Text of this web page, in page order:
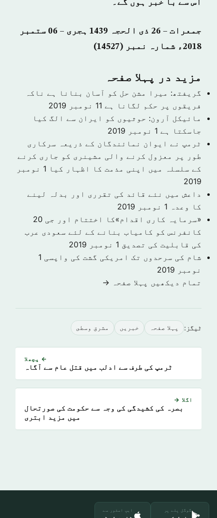
اس سے با خبر ہوں گے۔
جمعرات – 26 ذی الحجہ 1439 ہجری – 06 ستمبر
2018ء شمارہ نمبر (14527)
مزید در پہلا صفحہ
گریفتھ: میرا مشن حل کو آسان بنانا ہے ناکہ
فریقوں پر حکم لگانا ہے 11 نومبر 2019
مائیکل آرون: حوثیوں کو ایران سے الگ کیا
جاسکتا ہے 1 نومبر 2019
ٹرمپ نے ایوان نمائندگان کے ذریعہ سرکاری
طور پر معزول کرنے والی مشینری کو جاری کرنے
کے سلسلہ میں اپنی مذمت کا اظہار کیا
1 نومبر
2019
داعش میں نئے قائد کی تقرری اور بدلہ لینے
کا وعدہ 1 نومبر 2019
«سرمایہ کاری اقدام»کا اختتام اور جی 20
کانفرنس کو کامیاب بنانے کے لئے سعودی عرب
کی قابلیت کی تصدیق 1 نومبر 2019
شام کی سرحدوں تک امریکی گشت کی واپسی 1
نومبر 2019
تمام دیکھیں پہلا صفحہ →
ٹیگز: پہلا صفحہ خبريں مشرق وسطى
← پچھلا
ٹرمپ کی طرف سے ادلب میں قتل عام سے آگاہ
اگلا →
بصرہ کی کشیدگی کی وجہ سے حکومت کی صورتحال
میں مزید ابتری
گوگل پلے پر ایپ اسٹور سے